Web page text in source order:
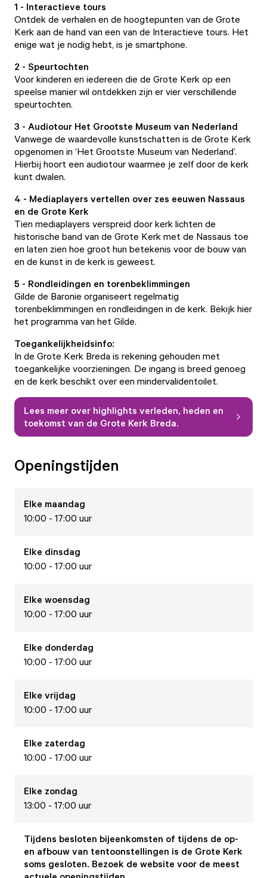
1 - Interactieve tours
Ontdek de verhalen en de hoogtepunten van de Grote
Kerk aan de hand van een van de Interactieve tours. Het
enige wat je nodig hebt, is je smartphone.
2 - Speurtochten
Voor kinderen en iedereen die de Grote Kerk op een
speelse manier wil ontdekken zijn er vier verschillende
speurtochten.
3 - Audiotour Het Grootste Museum van Nederland
Vanwege de waardevolle kunstschatten is de Grote Kerk
opgenomen in ‘Het Grootste Museum van Nederland’.
Hierbij hoort een audiotour waarmee je zelf door de kerk
kunt dwalen.
4 - Mediaplayers vertellen over zes eeuwen Nassaus
en de Grote Kerk
Tien mediaplayers verspreid door kerk lichten de
historische band van de Grote Kerk met de Nassaus toe
en laten zien hoe groot hun betekenis voor de bouw van
en de kunst in de kerk is geweest.
5 - Rondleidingen en torenbeklimmingen
Gilde de Baronie organiseert regelmatig
torenbeklimmingen en rondleidingen in de kerk. Bekijk hier
het programma van het Gilde.
Toegankelijkheidsinfo:
In de Grote Kerk Breda is rekening gehouden met
toegankelijke voorzieningen. De ingang is breed genoeg
en de kerk beschikt over een mindervalidentoilet.
Lees meer over highlights verleden, heden en
toekomst van de Grote Kerk Breda.
Openingstijden
Elke maandag
10:00 - 17:00 uur
Elke dinsdag
10:00 - 17:00 uur
Elke woensdag
10:00 - 17:00 uur
Elke donderdag
10:00 - 17:00 uur
Elke vrijdag
10:00 - 17:00 uur
Elke zaterdag
10:00 - 17:00 uur
Elke zondag
13:00 - 17:00 uur
Tijdens besloten bijeenkomsten of tijdens de op-
en afbouw van tentoonstellingen is de Grote Kerk
soms gesloten. Bezoek de website voor de meest